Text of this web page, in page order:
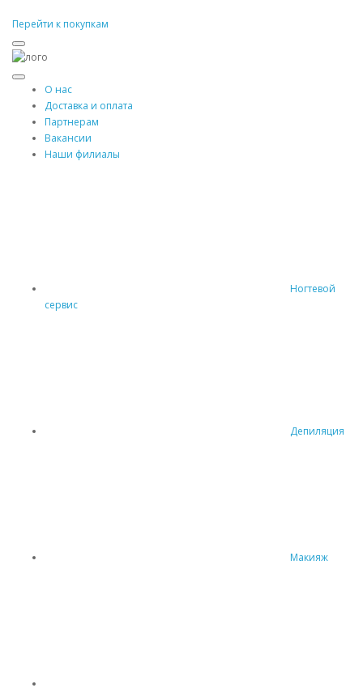
Перейти к покупкам
О нас
Доставка и оплата
Партнерам
Вакансии
Наши филиалы
Ногтевой
сервис
Депиляция
Макияж